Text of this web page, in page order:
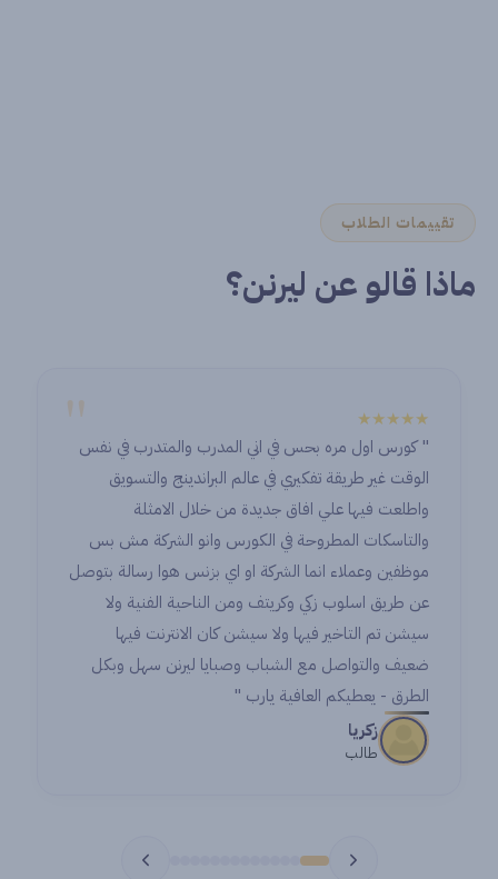
تقييمات الطلاب
ماذا قالو عن ليرنن؟
" اني المدرب والمتدرب في نفس
عالم البراندينج والتسويق
من خلال الامثلة
الكورس وانو الشركة مش بس
او اي بزنس هوا رسالة بتوصل
ومن الناحية الفنية ولا
سيشن كان الانترنت فيها
وصبايا ليرنن سهل وبكل
start this journey with
exceptional place. I’ve
all the instructors and
amazing colleagues.
this experience so
a remarkable step
in my career.